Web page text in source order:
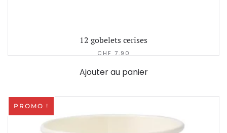
12 gobelets cerises
CHF 7.90
Ajouter au panier
PROMO !